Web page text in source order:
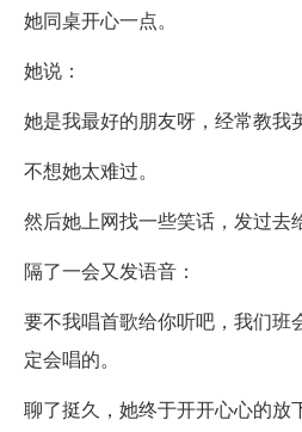
她同桌开心一点。
她说：
她是我最好的朋友呀，经常教我
不想她太难过。
然后她上网找一些笑话，发过去
隔了一会又发语音：
要不我唱首歌给你听吧，我们班
定会唱的。
聊了挺久，她终于开开心心的放